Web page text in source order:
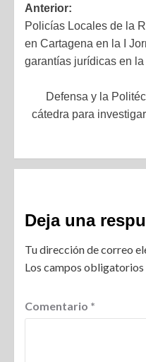
Anterior:
Policías Locales de la
en Cartagena en la I
garantías jurídicas en
Defensa y la
cátedra para
Deja una
Tu dirección de correo
Los campos
Comentario *